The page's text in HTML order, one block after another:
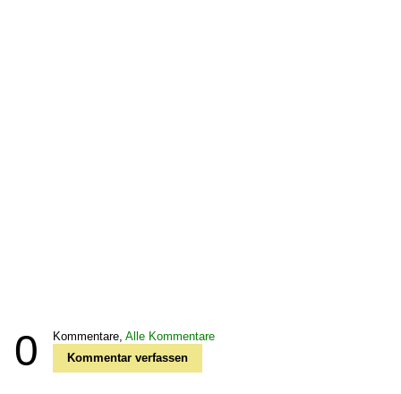
0 Kommentare, Alle Kommentare
Kommentar verfassen